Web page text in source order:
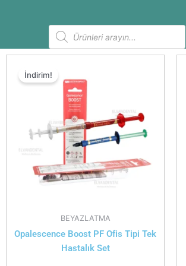
Products
search
İndirim!
BEYAZLATMA
Opalescence Boost PF Ofis Tipi Tek
Hastalık Set